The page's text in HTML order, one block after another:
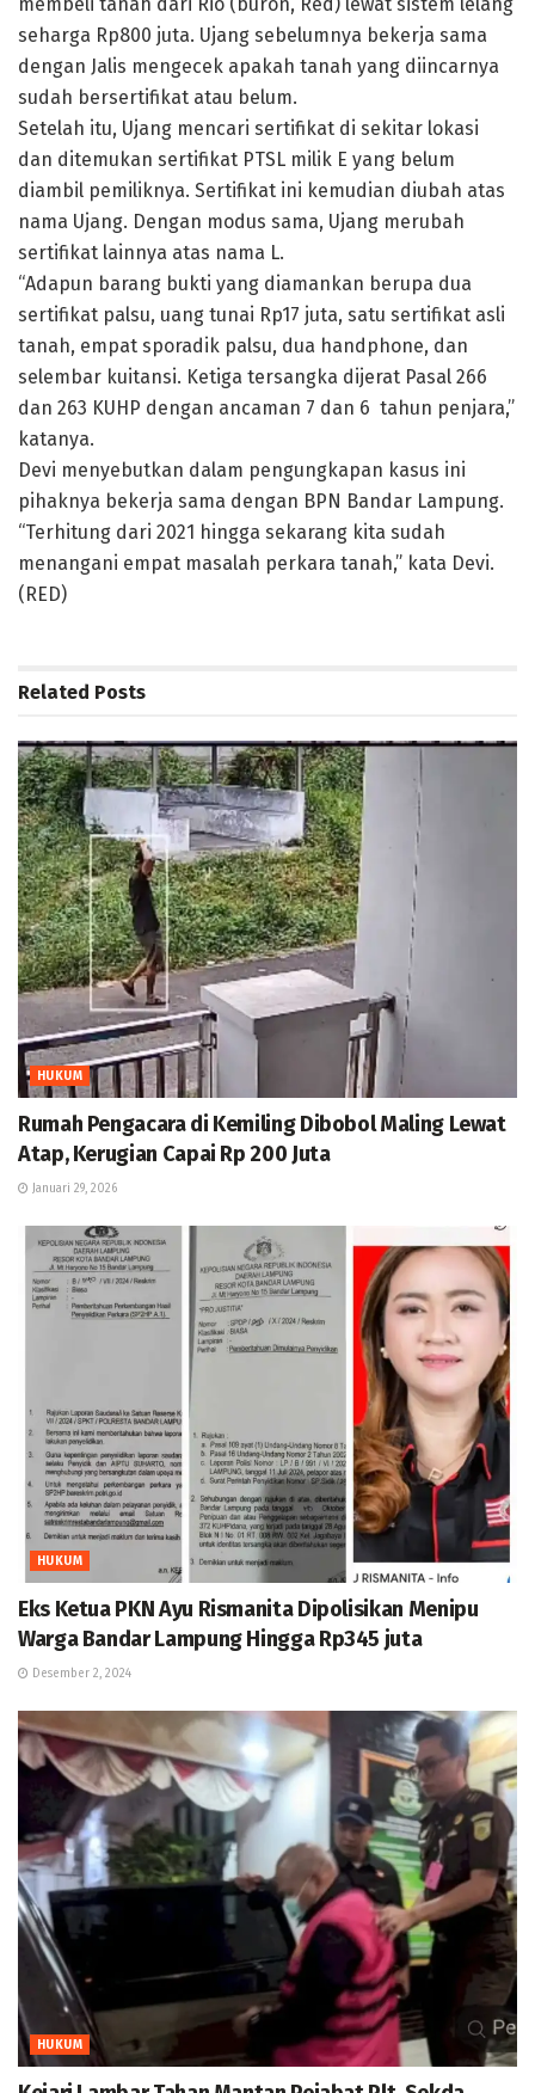
seharga Rp800 juta. Ujang sebelumnya bekerja sama
dengan Jalis mengecek apakah tanah yang diincarnya
sudah bersertifikat atau belum.
Setelah itu, Ujang mencari sertifikat di sekitar lokasi
dan ditemukan sertifikat PTSL milik E yang belum
diambil pemiliknya. Sertifikat ini kemudian diubah atas
nama Ujang. Dengan modus sama, Ujang merubah
sertifikat lainnya atas nama L.
“Adapun barang bukti yang diamankan berupa dua
sertifikat palsu, uang tunai Rp17 juta, satu sertifikat asli
tanah, empat sporadik palsu, dua handphone, dan
selembar kuitansi. Ketiga tersangka dijerat Pasal 266
dan 263 KUHP dengan ancaman 7 dan 6 tahun penjara,”
katanya.
Devi menyebutkan dalam pengungkapan kasus ini
pihaknya bekerja sama dengan BPN Bandar Lampung.
“Terhitung dari 2021 hingga sekarang kita sudah
menangani empat masalah perkara tanah,” kata Devi.
(RED)
Related Posts
HUKUM
Rumah Pengacara di Kemiling Dibobol Maling Lewat
Atap, Kerugian Capai Rp 200 Juta
Januari 29, 2026
HUKUM
Eks Ketua PKN Ayu Rismanita Dipolisikan Menipu
Warga Bandar Lampung Hingga Rp345 juta
Desember 2, 2024
HUKUM